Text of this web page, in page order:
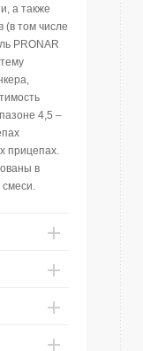
а также
(в том числе
PRONAR
4,5 –
прицепах.
в